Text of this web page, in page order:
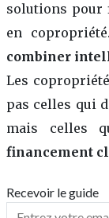
solutions pour
en
combiner
Les
pas celles qui
mais celles
financement
Recevoir le guide